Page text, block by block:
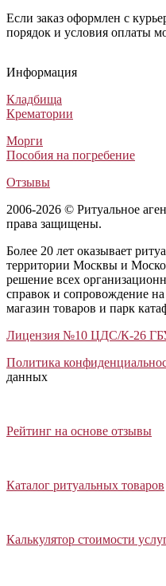
Если заказ оформлен с
порядок и условия оплаты
Лакированные гробы
Элитные гробы
Гробы обитые тканью
Лакированные гробы
Информация
Кладбища
Крематории
Морги
Пособия на погребение
Отзывы
2006-2026 © Ритуальное
права защищены.
Более 20 лет оказывает
территории Москвы и
решение всех
справок и сопровождение
магазин товаров и парк
Лицензия №10 ЦДС/К-26
Политика
данных
Рейтинг на основе отзывы
Каталог ритуальных товаров
Калькулятор стоимости